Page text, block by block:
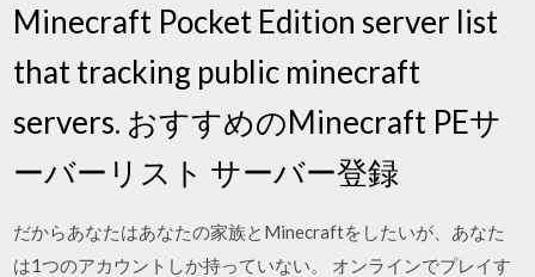
Minecraft Pocket Edition server list
that tracking public minecraft
servers. おすすめのMinecraft PEサ
ーバーリスト サーバー登録
だからあなたはあなたの家族とMinecraftをしたいが、あなた
は1つのアカウントしか持っていない。 オンラインでプレイす